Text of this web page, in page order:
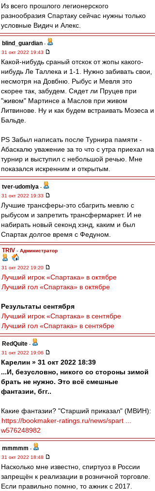
Из всего прошлого легионерского
разнообразия Спартаку сейчас нужны только
условные Видич и Алекс.
blind_guardian -
31 окт 2022 19:43
Какой-нибудь сраный отскок от жопы какого-
нибудь Ле Таллека и 1-1. Нужно забивать свои,
несмотря на Довбню. Рыбус и Мевля это
скорее так, забудем. Сядет ли Пруцев при
"живом" Мартинсе а Маслов при живом
Литвинове. Ну и как будем встраивать Мозеса и
Бальде.
PS Забыл написать после Турнира памяти -
Абаскалю уважение за то что с утра приехал на
турнир и выступил с небольшой речью. Мне
показался искренним и открытым.
tver-udomlya -
31 окт 2022 19:33
Лучшие трансферы-это сбагрить мевлю с
рыбусом и запретить трансфермаркет. И не
набирать новый секонд хэнд, каким и был
Спартак долгое время с Федуном.
TRIV - Администратор
31 окт 2022 19:20
Лучший игрок «Спартака» в октябре
Лучший гол «Спартака» в октябре
Результаты сентября
Лучший игрок «Спартака» в сентябре
Лучший гол «Спартака» в сентябре
RedQuite -
31 окт 2022 19:06
Карелин » 31 окт 2022 18:39
...И, безусловно, никого со стороны зимой
брать не нужно. Это всё смешные
фантазии, бгг..
Какие фантазии? "Старший приказал" (МВИН):
https://bookmaker-ratings.ru/news/spart ...
w576248982
mmmmm -
31 окт 2022 18:48
Насколько мне известно, спиртуоз в России
запрещён к реализации в розничной торговле.
Если правильно помню, то ажник с 2017.